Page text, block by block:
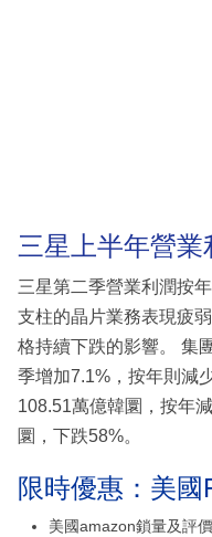
三星上半年營
三星第二季營業利潤按
支柱的晶片業務表現疲
格持續下跌的影響。 集
季增加7.1%，按年則減
108.51萬億韓圜，按年
圜，下跌58%。
限時優惠：美
美國amazon鎖量及評